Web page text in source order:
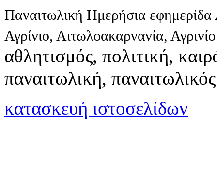
Παναιτωλική Ημερήσια εφημερίδα
Αγρίνιο, Αιτωλοακαρνανία,
αθλητισμός, πολιτική,
παναιτωλική,
κατασκευή ιστοσελίδων